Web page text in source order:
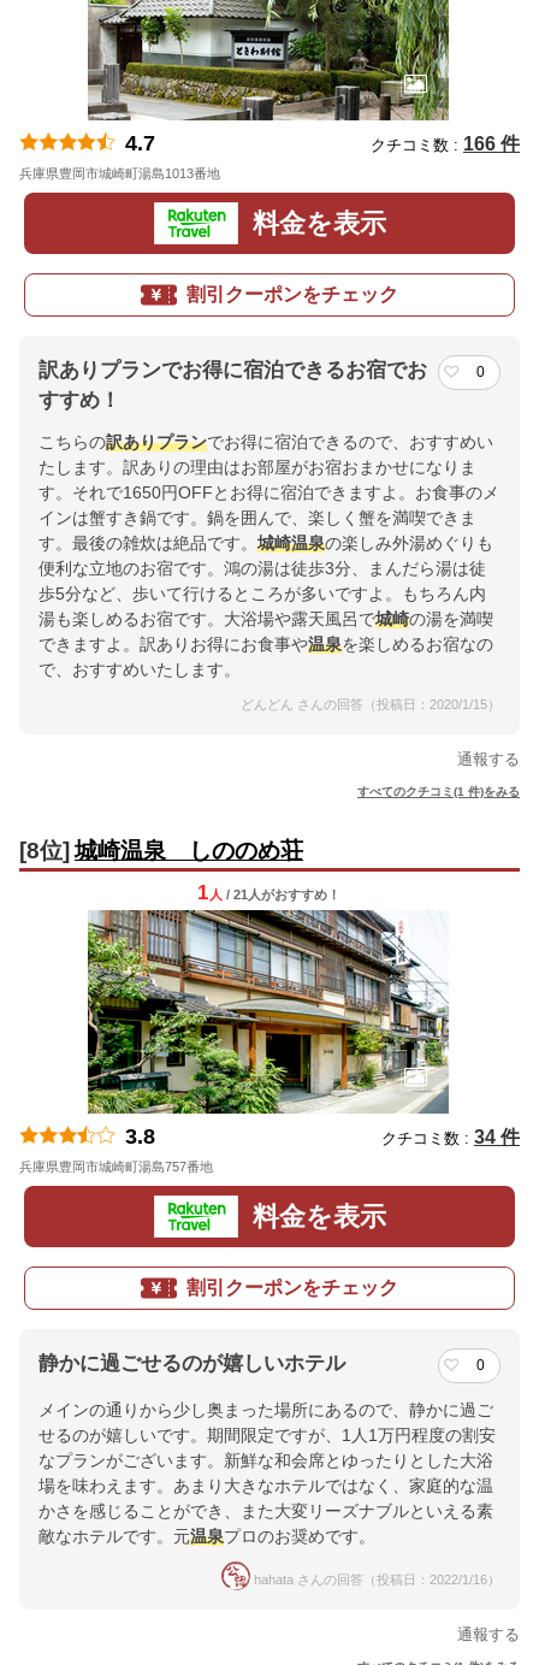
4.7 クチコミ数 : 166 件
兵庫県豊岡市城崎町湯島1013番地
料金を表示
割引クーポンをチェック
訳ありプランでお得に宿泊できるお宿でお
すすめ！
0
こちらの訳ありプランでお得に宿泊できるので、おすすめい
たします。訳ありの理由はお部屋がお宿おまかせになりま
す。それで1650円OFFとお得に宿泊できますよ。お食事のメ
インは蟹すき鍋です。鍋を囲んで、楽しく蟹を満喫できま
す。最後の雑炊は絶品です。 城崎温泉の楽しみ外湯めぐりも
便利な立地のお宿です。鴻の湯は徒歩3分、まんだら湯は徒
歩5分など、歩いて行けるところが多いですよ。もちろん内
湯も楽しめるお宿です。大浴場や露天風呂で城崎の湯を満喫
できますよ。訳ありお得にお食事や温泉を楽しめるお宿なの
で、おすすめいたします。
どんどん さんの回答（投稿日：2020/1/15）
通報する
すべてのクチコミ(1 件)をみる
[8位] 城崎温泉 しののめ荘
1 人 / 21人がおすすめ！
3.8 クチコミ数 : 34 件
兵庫県豊岡市城崎町湯島757番地
料金を表示
割引クーポンをチェック
静かに過ごせるのが嬉しいホテル 0
メインの通りから少し奥まった場所にあるので、静かに過ご
せるのが嬉しいです。期間限定ですが、1人1万円程度の割安
なプランがございます。新鮮な和会席とゆったりとした大浴
場を味わえます。あまり大きなホテルではなく、家庭的な温
かさを感じることができ、また大変リーズナブルといえる素
敵なホテルです。元温泉プロのお奨めです。
hahata さんの回答（投稿日：2022/1/16）
通報する